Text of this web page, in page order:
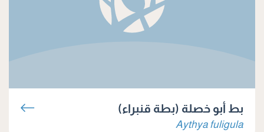
بط أبو خصلة (بطة قنبراء)
Aythya fuligula